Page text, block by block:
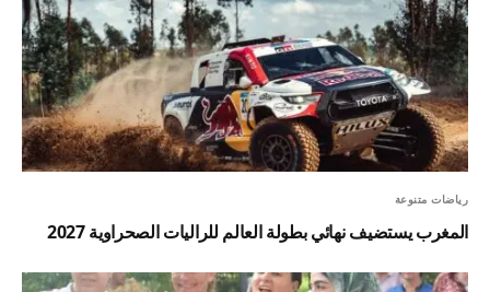
رياضات متنوعة
المغرب يستضيف نهائي بطولة العالم للراليات الصحراوية 2027